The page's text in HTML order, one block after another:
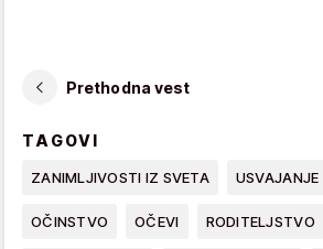
Prethodna vest
TAGOVI
ZANIMLJIVOSTI IZ SVETA USVAJANJE
OČINSTVO OČEVI RODITELJSTVO